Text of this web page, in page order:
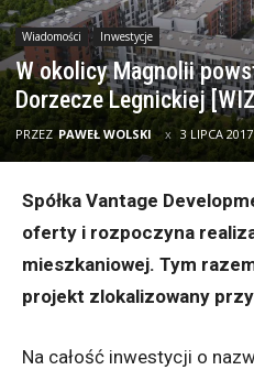
Wiadomości Inwestycje
W okolicy Magnolii
Dorzecze Legnickiej
PRZEZ PAWEŁ WOLSKI 3 LIPCA 2017
Spółka Vantage
oferty i rozpoczyna
mieszkaniowej. Tym
projekt zlokalizowany
Na całość inwestycji o